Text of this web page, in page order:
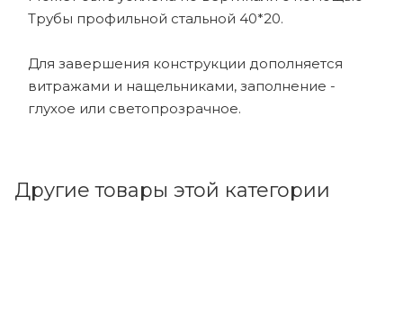
Трубы профильной стальной 40*20.
Для завершения конструкции дополняется
витражами и нащельниками, заполнение -
глухое или светопрозрачное.
Другие товары этой категории